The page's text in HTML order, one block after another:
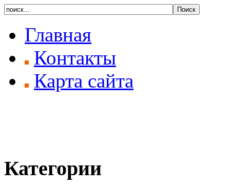
Главная
Контакты
Карта сайта
Категории